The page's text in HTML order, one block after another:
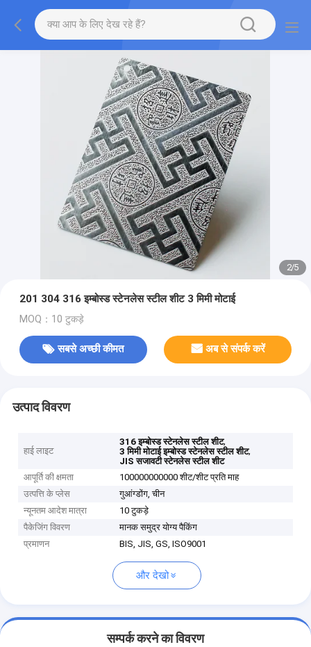
2/5
201 304 316 इम्बोस्ड स्टेनलेस स्टील शीट 3 मिमी मोटाई
MOQ：10 टुकड़े
सबसे अच्छी कीमत अब से संपर्क करें
उत्पाद विवरण
हाई लाइट
316 इम्बोस्ड स्टेनलेस स्टील शीट,
3 मिमी मोटाई इम्बोस्ड स्टेनलेस स्टील शीट,
JIS सजावटी स्टेनलेस स्टील शीट
आपूर्ति की क्षमता
100000000000 शीट/शीट प्रति माह
उत्पत्ति के प्लेस
गुआंग्डोंग, चीन
न्यूनतम आदेश मात्रा
10 टुकड़े
पैकेजिंग विवरण
मानक समुद्र योग्य पैकिंग
प्रमाणन
BIS, JIS, GS, ISO9001
और देखो
सम्पर्क करने का विवरण